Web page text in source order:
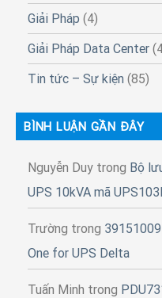
Giải Pháp (4)
Giải Pháp Data Center
Tin tức – Sự kiện (85)
BÌNH LUẬN GẦN ĐÂY
Nguyễn Duy trong Bộ
UPS 10kVA mã
Trường trong
One for UPS Delta
Tuấn Minh trong